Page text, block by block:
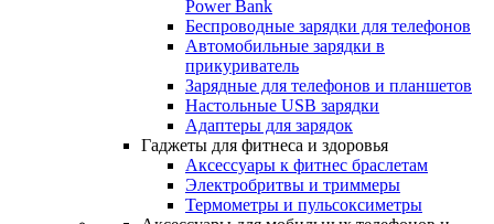
Power Bank
Беспроводные зарядки для телефонов
Автомобильные зарядки в
прикуриватель
Зарядные для телефонов и планшетов
Настольные USB зарядки
Адаптеры для зарядок
Гаджеты для фитнеса и здоровья
Аксессуары к фитнес браслетам
Электробритвы и триммеры
Термометры и пульсоксиметры